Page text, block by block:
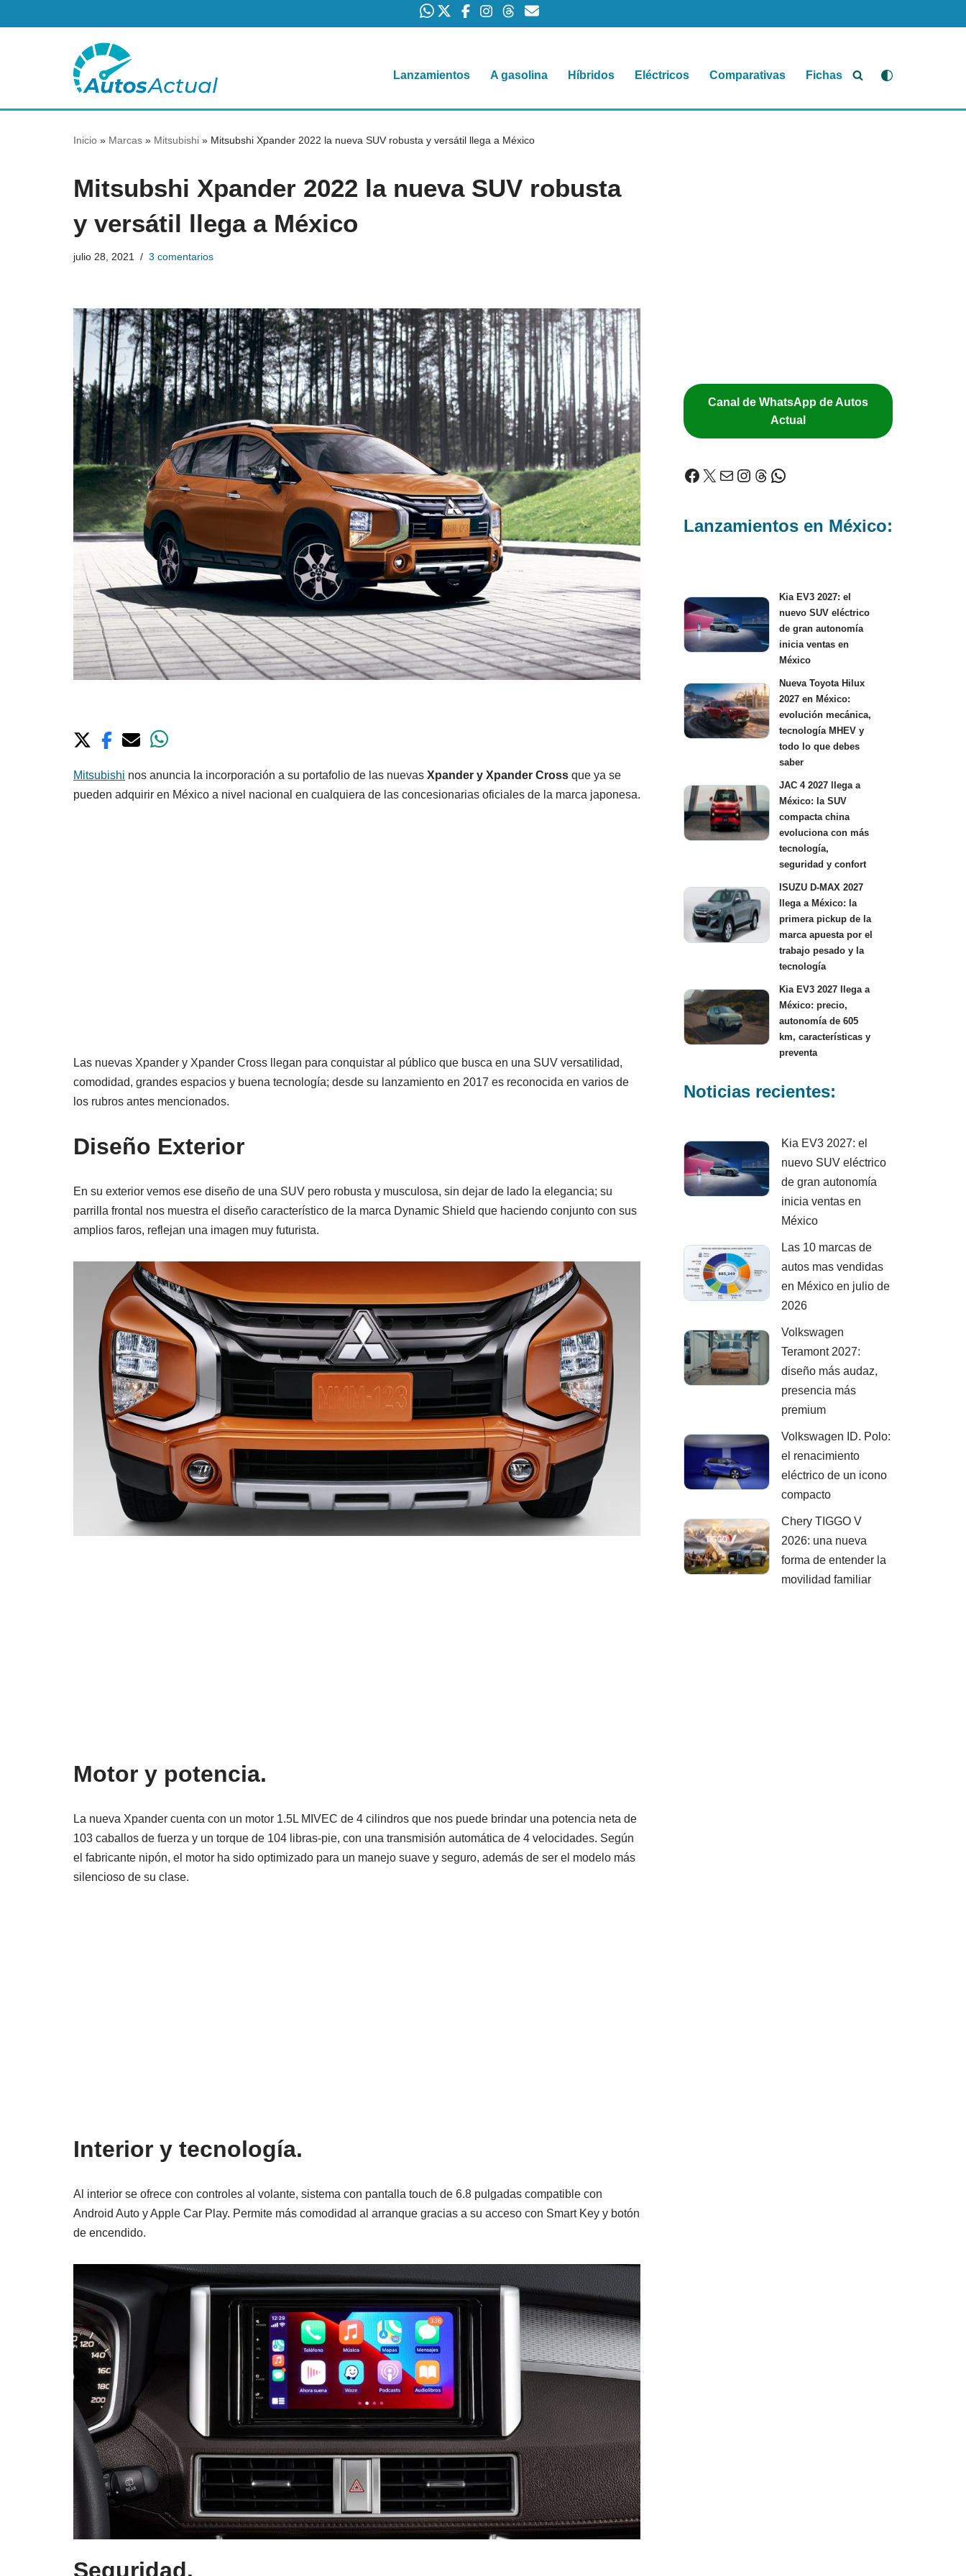
contenido
Lanzamientos A gasolina Híbridos Eléctricos Comparativas Fichas
Inicio » Marcas » Mitsubishi » Mitsubshi Xpander 2022 la nueva SUV robusta y versátil llega a México
Mitsubshi Xpander 2022 la nueva SUV robusta
y versátil llega a México
julio 28, 2021 3 comentarios
Mitsubishi nos anuncia la incorporación a su portafolio de las nuevas Xpander y Xpander Cross que ya se
pueden adquirir en México a nivel nacional en cualquiera de las concesionarias oficiales de la marca japonesa.
Las nuevas Xpander y Xpander Cross llegan para conquistar al público que busca en una SUV versatilidad,
comodidad, grandes espacios y buena tecnología; desde su lanzamiento en 2017 es reconocida en varios de
los rubros antes mencionados.
Diseño Exterior
En su exterior vemos ese diseño de una SUV pero robusta y musculosa, sin dejar de lado la elegancia; su
parrilla frontal nos muestra el diseño característico de la marca Dynamic Shield que haciendo conjunto con sus
amplios faros, reflejan una imagen muy futurista.
Motor y potencia.
La nueva Xpander cuenta con un motor 1.5L MIVEC de 4 cilindros que nos puede brindar una potencia neta de
103 caballos de fuerza y un torque de 104 libras-pie, con una transmisión automática de 4 velocidades. Según
el fabricante nipón, el motor ha sido optimizado para un manejo suave y seguro, además de ser el modelo más
silencioso de su clase.
Interior y tecnología.
Al interior se ofrece con controles al volante, sistema con pantalla touch de 6.8 pulgadas compatible con
Android Auto y Apple Car Play. Permite más comodidad al arranque gracias a su acceso con Smart Key y botón
de encendido.
Seguridad.
Canal de WhatsApp de Autos
Actual
Lanzamientos en México:
Kia EV3 2027: el
nuevo SUV eléctrico
de gran autonomía
inicia ventas en
México
Nueva Toyota Hilux
2027 en México:
evolución mecánica,
tecnología MHEV y
todo lo que debes
saber
JAC 4 2027 llega a
México: la SUV
compacta china
evoluciona con más
tecnología,
seguridad y confort
ISUZU D-MAX 2027
llega a México: la
primera pickup de la
marca apuesta por el
trabajo pesado y la
tecnología
Kia EV3 2027 llega a
México: precio,
autonomía de 605
km, características y
preventa
Noticias recientes:
Kia EV3 2027: el
nuevo SUV eléctrico
de gran autonomía
inicia ventas en
México
Las 10 marcas de
autos mas vendidas
en México en julio de
2026
Volkswagen
Teramont 2027:
diseño más audaz,
presencia más
premium
Volkswagen ID. Polo:
el renacimiento
eléctrico de un icono
compacto
Chery TIGGO V
2026: una nueva
forma de entender la
movilidad familiar